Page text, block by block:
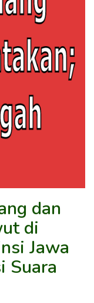
dan
di
Jawa
Suara